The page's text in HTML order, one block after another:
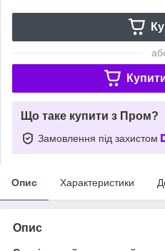
Що таке купити з Пром?
Замовлення під захистом
Опис Характеристики
Опис